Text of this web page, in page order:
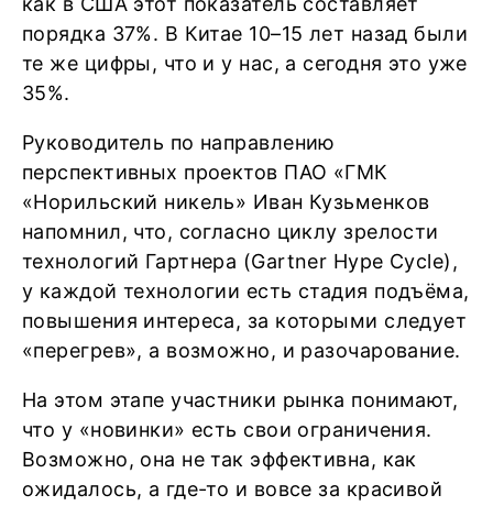
порядка 37%. В Китае 10–15 лет назад были
те же цифры, что и у нас, а сегодня это уже
35%.
Руководитель по направлению
перспективных проектов ПАО «ГМК
«Норильский никель» Иван Кузьменков
напомнил, что, согласно циклу зрелости
технологий Гартнера (Gartner Hype Cycle),
у каждой технологии есть стадия подъёма,
повышения интереса, за которыми следует
«перегрев», а возможно, и разочарование.
На этом этапе участники рынка понимают,
что у «новинки» есть свои ограничения.
Возможно, она не так эффективна, как
ожидалось, а где-то и вовсе за красивой